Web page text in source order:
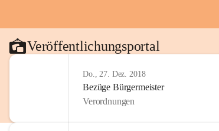
Veröffentlichungsportal
Do., 27. Dez. 2018
Bezüge Bürgermeister
Verordnungen